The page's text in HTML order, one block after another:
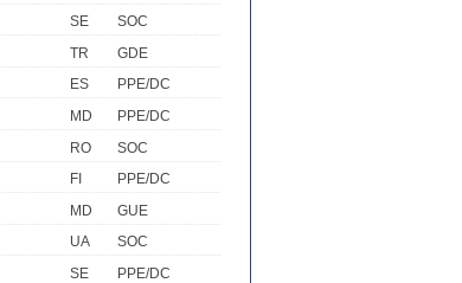
SE
SOC
TR
GDE
ES
PPE/DC
MD
PPE/DC
RO
SOC
FI
PPE/DC
MD
GUE
UA
SOC
SE
PPE/DC